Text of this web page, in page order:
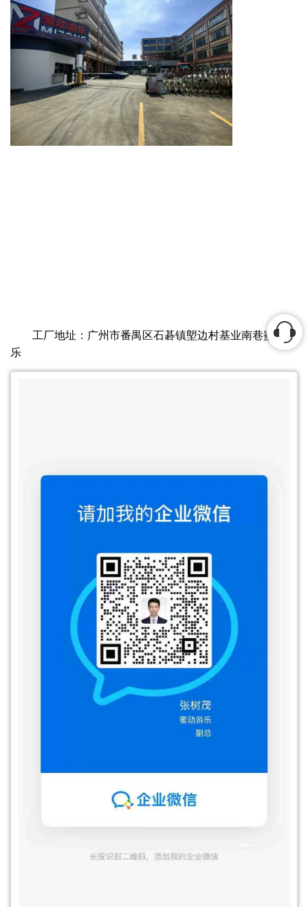
工厂地址：广州市番禺区石碁镇塱边村基业南巷蜜动游
乐